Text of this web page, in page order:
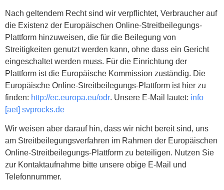
Nach geltendem Recht sind wir verpflichtet, Verbraucher auf
die Existenz der Europäischen Online-Streitbeilegungs-
Plattform hinzuweisen, die für die Beilegung von
Streitigkeiten genutzt werden kann, ohne dass ein Gericht
eingeschaltet werden muss. Für die Einrichtung der
Plattform ist die Europäische Kommission zuständig. Die
Europäische Online-Streitbeilegungs-Plattform ist hier zu
finden: http://ec.europa.eu/odr. Unsere E-Mail lautet: info
[aet] svprocks.de
Wir weisen aber darauf hin, dass wir nicht bereit sind, uns
am Streitbeilegungsverfahren im Rahmen der Europäischen
Online-Streitbeilegungs-Plattform zu beteiligen. Nutzen Sie
zur Kontaktaufnahme bitte unsere obige E-Mail und
Telefonnummer.